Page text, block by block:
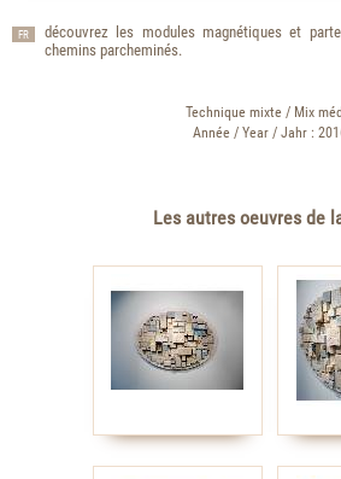
FR
découvrez les modules magnétiques et
chemins parcheminés.
Technique mixte / Mix
Année / Year / Jahr :
Les autres oeuvres de